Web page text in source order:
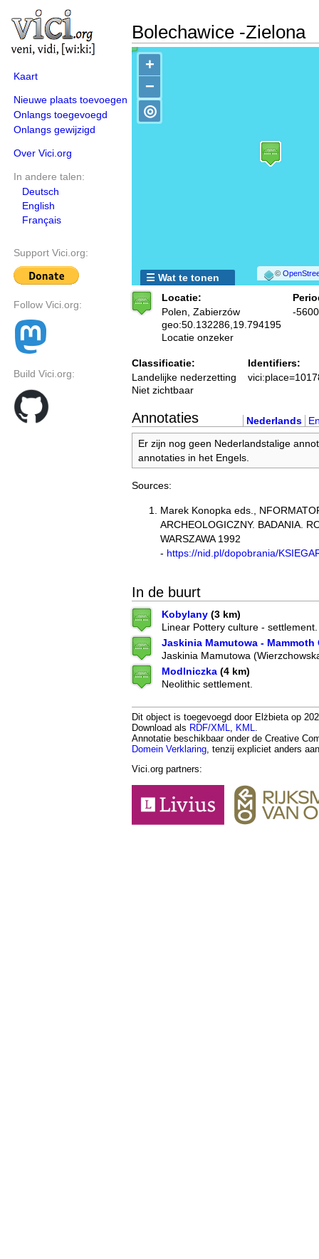
Kaart
Nieuwe plaats toevoegen
Onlangs toegevoegd
Onlangs gewijzigd
Over Vici.org
In andere talen:
Deutsch
English
Français
Support Vici.org:
Follow Vici.org:
Build Vici.org:
Bolechawice -Zielona
+
−
©
◎
☰ Wat te tonen
Locatie:
Polen, Zabierzów
geo:50.132286,19.794195
Locatie onzeker
-
Classificatie:
Landelijke nederzetting
Niet zichtbaar
Identifiers:
Annotaties Nederlands
Er zijn nog geen Nederlandstalige
annotaties in het Engels.
Sources:
Marek Konopka eds.,
ARCHEOLOGICZNY. BADANIA.
WARSZAWA 1992
- https://nid.pl/dopobrania/
In de buurt
Kobylany (3 km)
Linear Pottery culture - settlement.
Jaskinia Mamutowa - Mammoth
Jaskinia Mamutowa
Modlniczka (4 km)
Neolithic settlement.
Dit object is toegevoegd door Elżbieta op
Download als RDF/XML KML
Annotatie beschikbaar onder de Creative
Domein Verklaring , tenzij expliciet anders
Vici.org partners: